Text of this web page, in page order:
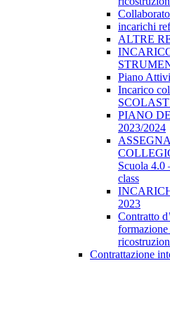
incarichi
ALTRE
Piano
Incarico
PIANO
2023/2024
Scuola 4.0
class
2023
Contratto
formazione
Contrattazione